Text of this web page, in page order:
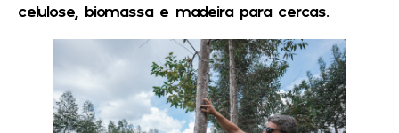
celulose, biomassa e madeira para cercas.